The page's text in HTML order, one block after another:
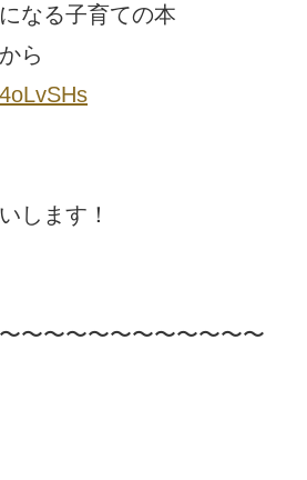
なる子育ての本
ら
します！
〜〜〜〜〜〜〜〜〜〜〜